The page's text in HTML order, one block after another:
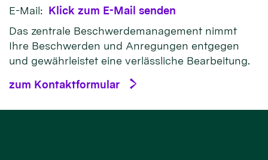
E-Mail: Klick zum E-Mail senden
Das zentrale Beschwerdemanagement nimmt
Ihre Beschwerden und Anregungen entgegen
und gewährleistet eine verlässliche Bearbeitung.
zum Kontaktformular